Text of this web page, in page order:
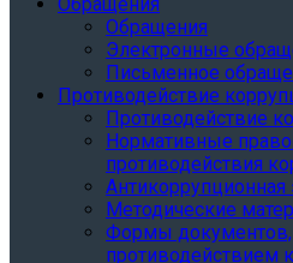
Обращения
Электронные
Письменное
Противодействие
Противодействие
Нормативные
противодействия
Антикоррупционная
Методические
Формы документов,
противодействием